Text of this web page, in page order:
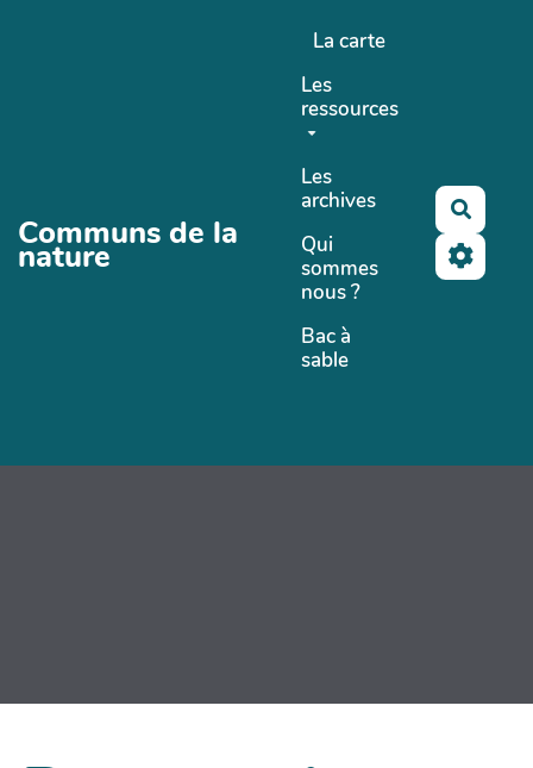
Communs de la
nature
La carte
Les
ressources
Les
archives
Qui
sommes
nous ?
Bac à
sable